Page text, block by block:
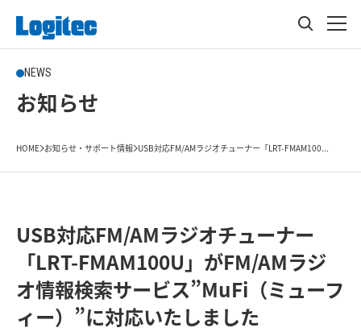
NEWS
お知らせ
HOME お知らせ・サポート情報 USB対応FM/AMラジオチューナー「LRT-FMAM100...
USB対応FM/AMラジオチューナー
「LRT-FMAM100U」がFM/AMラジ
オ情報検索サービス”MuFi（ミューフ
ィー）”に対応いたしました